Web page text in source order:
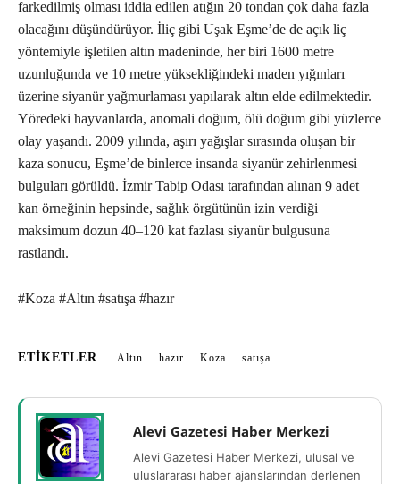
farkedilmiş olması iddia edilen atığın 20 tondan çok daha fazla
olacağını düşündürüyor. İliç gibi Uşak Eşme’de de açık liç
yöntemiyle işletilen altın madeninde, her biri 1600 metre
uzunluğunda ve 10 metre yüksekliğindeki maden yığınları
üzerine siyanür yağmurlaması yapılarak altın elde edilmektedir.
Yöredeki hayvanlarda, anomali doğum, ölü doğum gibi yüzlerce
olay yaşandı. 2009 yılında, aşırı yağışlar sırasında oluşan bir
kaza sonucu, Eşme’de binlerce insanda siyanür zehirlenmesi
bulguları görüldü. İzmir Tabip Odası tarafından alınan 9 adet
kan örneğinin hepsinde, sağlık örgütünün izin verdiği
maksimum dozun 40–120 kat fazlası siyanür bulgusuna
rastlandı.
#Koza #Altın #satışa #hazır
ETIKETLER Altın hazır Koza satışa
Alevi Gazetesi Haber Merkezi
Alevi Gazetesi Haber Merkezi, ulusal ve
uluslararası haber ajanslarından derlenen